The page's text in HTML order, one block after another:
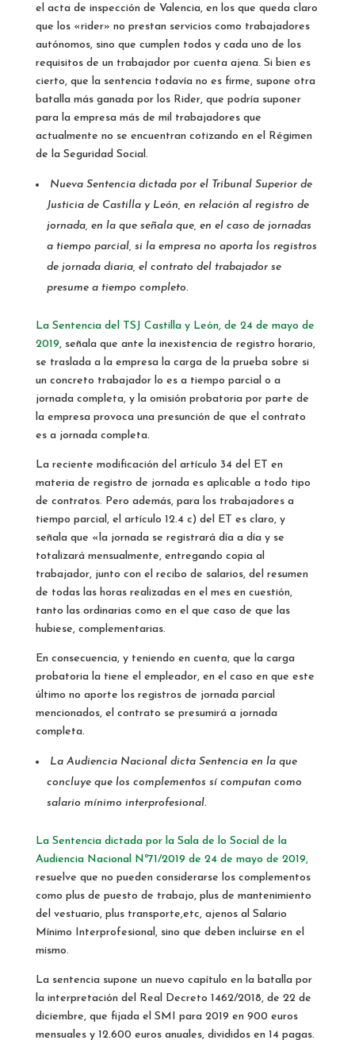
el acta de inspección de Valencia, en los que queda claro
que los «rider» no prestan servicios como trabajadores
autónomos, sino que cumplen todos y cada uno de los
requisitos de un trabajador por cuenta ajena. Si bien es
cierto, que la sentencia todavía no es firme, supone otra
batalla más ganada por los Rider, que podría suponer
para la empresa más de mil trabajadores que
actualmente no se encuentran cotizando en el Régimen
de la Seguridad Social.
Nueva Sentencia dictada por el Tribunal Superior de
Justicia de Castilla y León, en relación al registro de
jornada, en la que señala que, en el caso de jornadas
a tiempo parcial, si la empresa no aporta los registros
de jornada diaria, el contrato del trabajador se
presume a tiempo completo.
La Sentencia del TSJ Castilla y León, de 24 de mayo de
2019, señala que ante la inexistencia de registro horario,
se traslada a la empresa la carga de la prueba sobre si
un concreto trabajador lo es a tiempo parcial o a
jornada completa, y la omisión probatoria por parte de
la empresa provoca una presunción de que el contrato
es a jornada completa.
La reciente modificación del artículo 34 del ET en
materia de registro de jornada es aplicable a todo tipo
de contratos. Pero además, para los trabajadores a
tiempo parcial, el artículo 12.4 c) del ET es claro, y
señala que «la jornada se registrará día a día y se
totalizará mensualmente, entregando copia al
trabajador, junto con el recibo de salarios, del resumen
de todas las horas realizadas en el mes en cuestión,
tanto las ordinarias como en el que caso de que las
hubiese, complementarias.
En consecuencia, y teniendo en cuenta, que la carga
probatoria la tiene el empleador, en el caso en que este
último no aporte los registros de jornada parcial
mencionados, el contrato se presumirá a jornada
completa.
La Audiencia Nacional dicta Sentencia en la que
concluye que los complementos sí computan como
salario mínimo interprofesional.
La Sentencia dictada por la Sala de lo Social de la
Audiencia Nacional Nº71/2019 de 24 de mayo de 2019,
resuelve que no pueden considerarse los complementos
como plus de puesto de trabajo, plus de mantenimiento
del vestuario, plus transporte,etc, ajenos al Salario
Mínimo Interprofesional, sino que deben incluirse en el
mismo.
La sentencia supone un nuevo capítulo en la batalla por
la interpretación del Real Decreto 1462/2018, de 22 de
diciembre, que fijada el SMI para 2019 en 900 euros
mensuales y 12.600 euros anuales, divididos en 14 pagas.